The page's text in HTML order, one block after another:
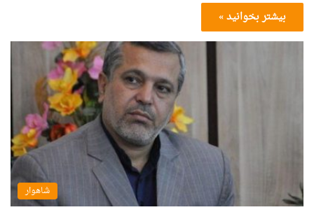
بیشتر بخوانید »
شاهوار